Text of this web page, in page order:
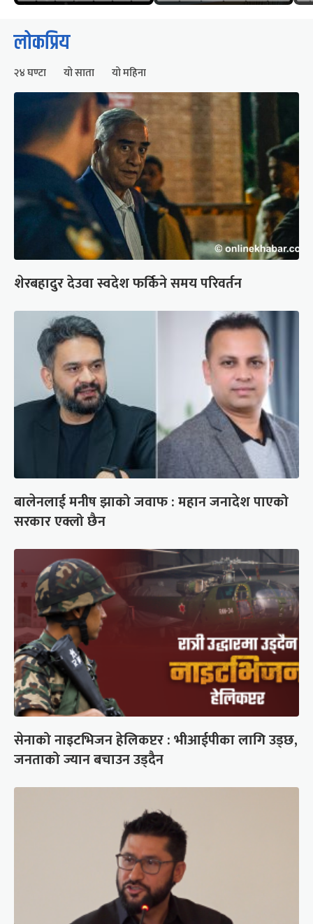
लोकप्रिय
२४ घण्टा यो साता यो महिना
शेरबहादुर देउवा स्वदेश फर्किने समय परिवर्तन
बालेनलाई मनीष झाको जवाफ : महान जनादेश पाएको
सरकार एक्लो छैन
सेनाको नाइटभिजन हेलिकप्टर : भीआईपीका लागि उड्छ,
जनताको ज्यान बचाउन उड्दैन